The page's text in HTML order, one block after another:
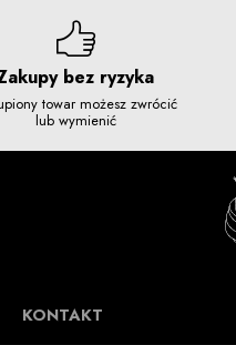
bez ryzyka
towar możesz zwrócić
lub wymienić
KONTAKT